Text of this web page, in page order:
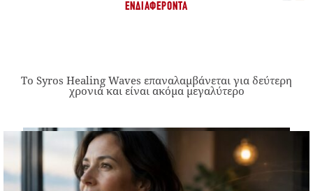
ΕΝΔΙΑΦΈΡΟΝΤΑ
Το Syros Healing Waves επαναλαμβάνεται για δεύτερη
χρονιά και είναι ακόμα μεγαλύτερο